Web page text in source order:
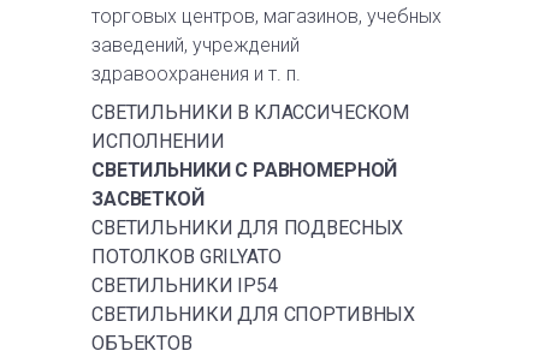
торговых центров, магазинов, учебных
заведений, учреждений
здравоохранения и т. п.
СВЕТИЛЬНИКИ В КЛАССИЧЕСКОМ
ИСПОЛНЕНИИ
СВЕТИЛЬНИКИ С РАВНОМЕРНОЙ
ЗАСВЕТКОЙ
СВЕТИЛЬНИКИ ДЛЯ ПОДВЕСНЫХ
ПОТОЛКОВ GRILYATO
СВЕТИЛЬНИКИ IP54
СВЕТИЛЬНИКИ ДЛЯ СПОРТИВНЫХ
ОБЪЕКТОВ